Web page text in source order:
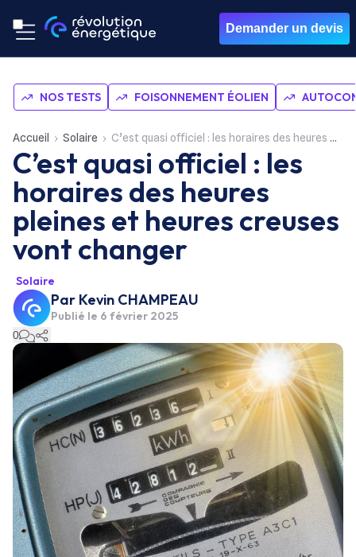
Demander un devis
NOS TESTS FOISONNEMENT ÉOLIEN
Accueil Solaire C’est quasi officiel : les horaires des heures pleines et heures creuses vont changer
C’est quasi officiel : les
horaires des heures
pleines et heures creuses
vont changer
Solaire
Par Kevin CHAMPEAU
Publié le 6 février 2025
0